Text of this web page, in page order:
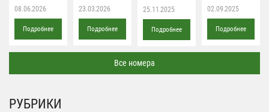
08.06.2026
Подробнее
23.03.2026
Подробнее
25.11.2025
Подробнее
02.09.2025
Подробнее
Все номера
РУБРИКИ